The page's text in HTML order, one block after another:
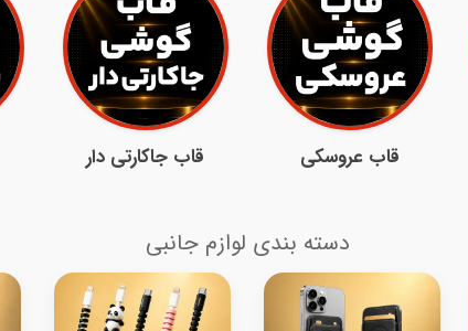
قاب عروسکی قاب جاکارتی دار
دسته بندی لوازم جانبی